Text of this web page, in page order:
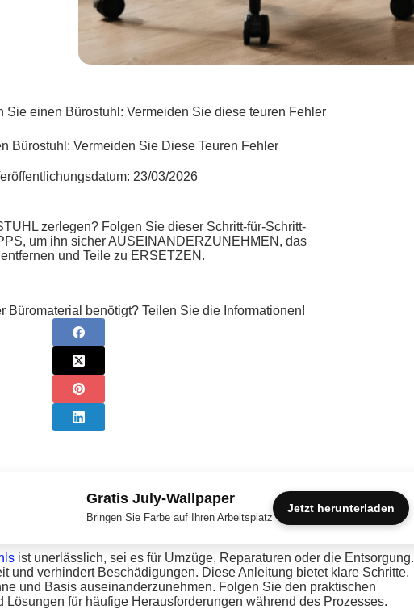
Sie einen Bürostuhl: Vermeiden Sie diese teuren Fehler
Bürostuhl: Vermeiden Sie Diese Teuren Fehler
23/03/2026
zerlegen? Folgen Sie dieser Schritt-für-Schritt-
um ihn sicher AUSEINANDERZUNEHMEN, das
und Teile zu ERSETZEN.
Büromaterial benötigt? Teilen Sie die Informationen!
Gratis July-Wallpaper
Bringen Sie Farbe auf Ihren Arbeitsplatz
Jetzt herunterladen
ist unerlässlich, sei es für Umzüge, Reparaturen oder die Entsorgung.
und verhindert Beschädigungen. Diese Anleitung bietet klare Schritte,
und Basis auseinanderzunehmen. Folgen Sie den praktischen
für häufige Herausforderungen während des Prozesses.